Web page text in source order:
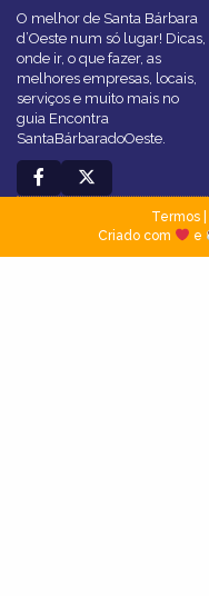
O melhor de Santa Bárbara
d’Oeste num só lugar! Dicas,
onde ir, o que fazer, as
melhores empresas, locais,
serviços e muito mais no
guia Encontra
SantaBárbaradoOeste.
Termos|
Criado com
e